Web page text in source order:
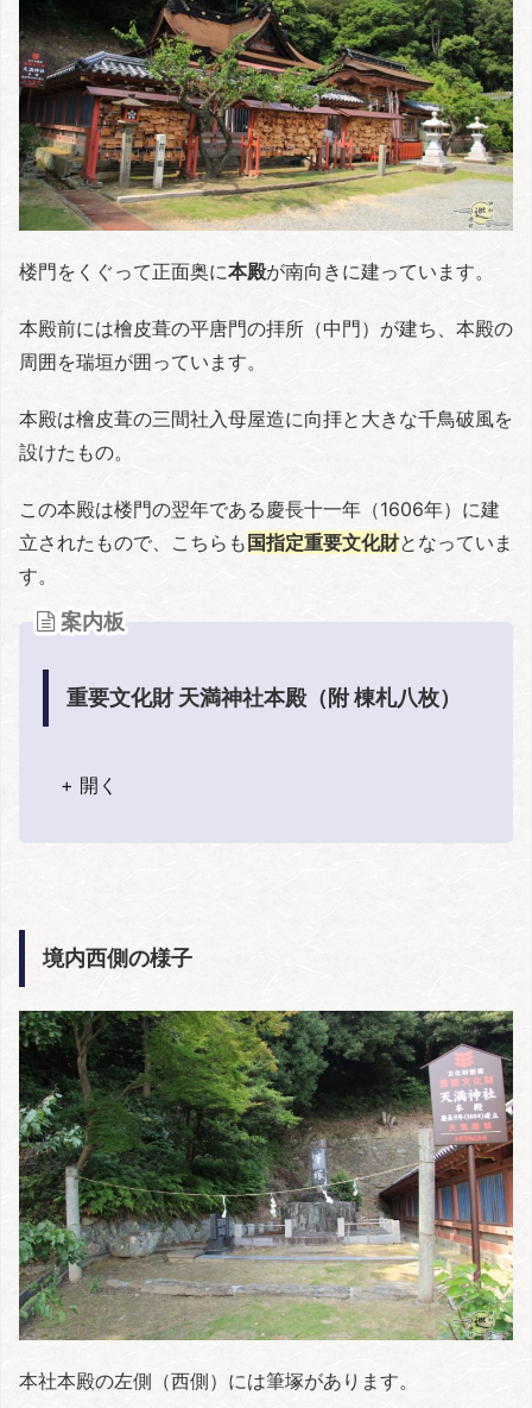
楼門をくぐって正面奥に本殿が南向きに建っています。
本殿前には檜皮葺の平唐門の拝所（中門）が建ち、本殿の
周囲を瑞垣が囲っています。
本殿は檜皮葺の三間社入母屋造に向拝と大きな千鳥破風を
設けたもの。
この本殿は楼門の翌年である慶長十一年（1606年）に建
立されたもので、こちらも国指定重要文化財となっていま
す。
案内板
重要文化財 天満神社本殿（附 棟札八枚）
+ 開く
境内西側の様子
本社本殿の左側（西側）には筆塚があります。